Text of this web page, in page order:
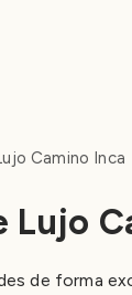
Camino Inca
Lujo
de forma